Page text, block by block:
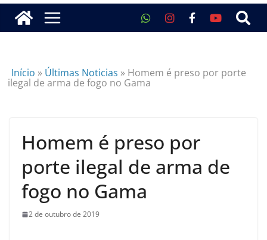
Início » Últimas Noticias » Homem é preso por porte
ilegal de arma de fogo no Gama
Homem é preso por
porte ilegal de arma de
fogo no Gama
2 de outubro de 2019